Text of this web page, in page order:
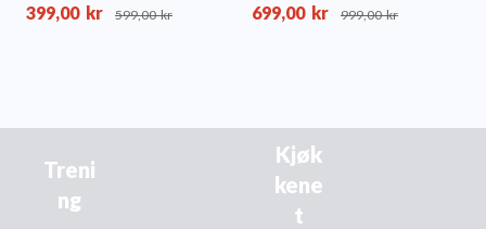
399,00 kr 599,00kr 699,00 kr 999,00kr
Treni
ng
Kjøk
kene
t